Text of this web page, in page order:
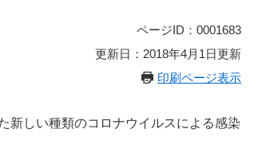
ページID：0001683
更新日：2018年4月1日更新
印刷ページ表示
しい種類のコロナウイルスによる感染